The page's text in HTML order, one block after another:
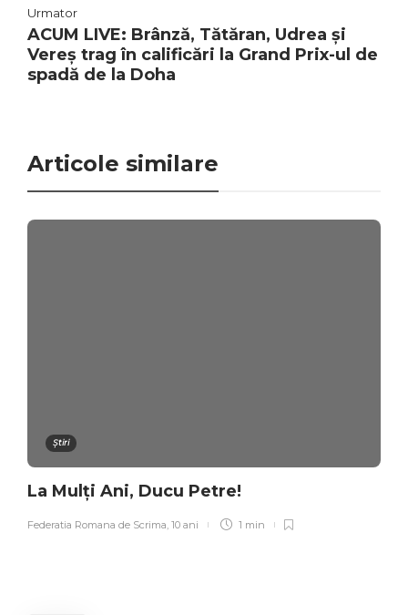
Urmator
ACUM LIVE: Brânză, Tătăran, Udrea și
Vereș trag în calificări la Grand Prix-ul de
spadă de la Doha
Articole similare
Știri
La Mulți Ani, Ducu Petre!
Federatia Romana de Scrima 10 ani 1 min